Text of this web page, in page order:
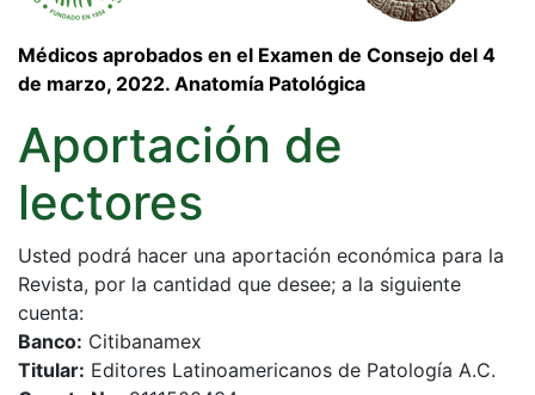
Médicos aprobados en el Examen de Consejo del 4
de marzo, 2022. Anatomía Patológica
Aportación de
lectores
Usted podrá hacer una aportación económica para la
Revista, por la cantidad que desee; a la siguiente
cuenta:
Banco: Citibanamex
Titular: Editores Latinoamericanos de Patología A.C.